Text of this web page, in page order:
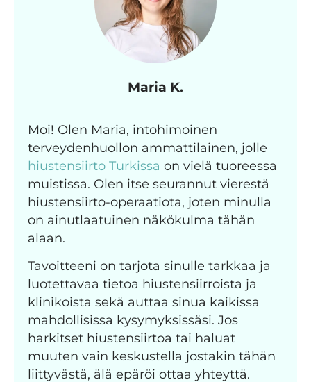
Maria K.
Moi! Olen Maria, intohimoinen
terveydenhuollon ammattilainen, jolle
hiustensiirto Turkissa on vielä tuoreessa
muistissa. Olen itse seurannut vierestä
hiustensiirto-operaatiota, joten minulla
on ainutlaatuinen näkökulma tähän
alaan.
Tavoitteeni on tarjota sinulle tarkkaa ja
luotettavaa tietoa hiustensiirroista ja
klinikoista sekä auttaa sinua kaikissa
mahdollisissa kysymyksissäsi. Jos
harkitset hiustensiirtoa tai haluat
muuten vain keskustella jostakin tähän
liittyvästä, älä epäröi ottaa yhteyttä.